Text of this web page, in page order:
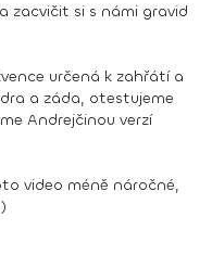
zacvičit si s námi gravid
určená k zahřátí a
a záda, otestujeme
Andrejčinou verzí
video méně náročné,